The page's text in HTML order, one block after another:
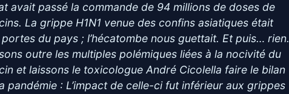
avait passé la commande de 94 millions de doses de
La grippe H1N1 venue des confins asiatiques était
du pays ; l’hécatombe nous guettait. Et puis… rien.
outre les multiples polémiques liées à la nocivité du
et laissons le toxicologue André Cicolella faire le bilan
pandémie : L’impact de celle-ci fut inférieur aux grippes